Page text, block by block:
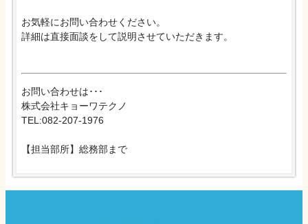
お気軽にお問い合わせください。
詳細は直接面談をして説明させていただきます。
お問い合わせは･･･
株式会社キョーワテクノ
TEL:082-207-1976
【担当部所】総務部まで